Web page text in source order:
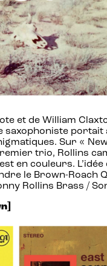
et de William
Sur «
trio, Rollins
en couleurs.
le Brown-Roach
Rollins Brass /